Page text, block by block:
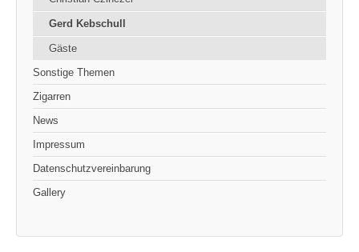
Gerd Kebschull
Gäste
Sonstige Themen
Zigarren
News
Impressum
Datenschutzvereinbarung
Gallery